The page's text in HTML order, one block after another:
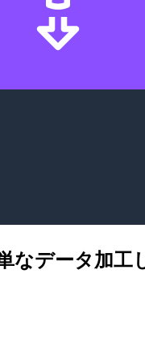
なデータ加工